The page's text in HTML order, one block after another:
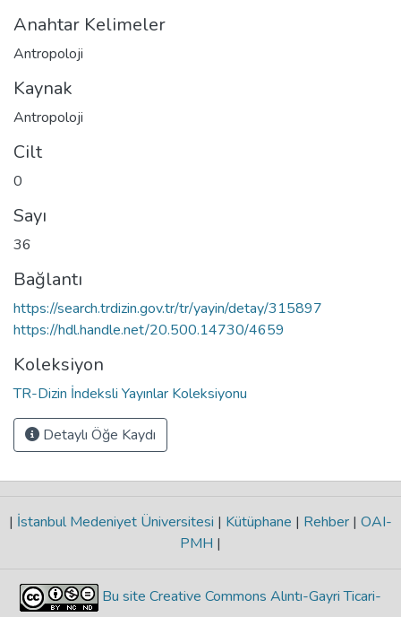
Anahtar Kelimeler
Antropoloji
Kaynak
Antropoloji
Cilt
0
Sayı
36
Bağlantı
https://search.trdizin.gov.tr/tr/yayin/detay/315897
https://hdl.handle.net/20.500.14730/4659
Koleksiyon
TR-Dizin İndeksli Yayınlar Koleksiyonu
Detaylı Öğe Kaydı
| İstanbul Medeniyet Üniversitesi | Kütüphane | Rehber | OAI-
PMH |
Bu site Creative Commons Alıntı-Gayri Ticari-